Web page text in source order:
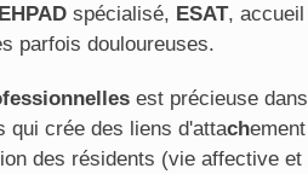
EHPAD spécialisé, ESAT,
parfois douloureuses.
est précieuse
qui crée des liens d'attach
des résidents (vie affective et